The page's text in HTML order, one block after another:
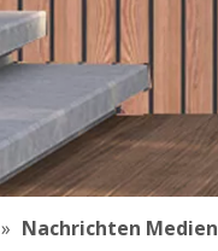
» Nachrichten Medien